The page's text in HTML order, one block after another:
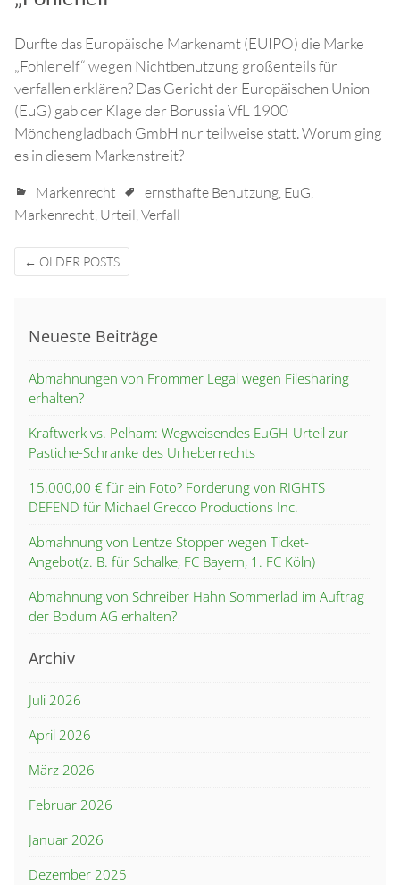
Durfte das Europäische Markenamt (EUIPO) die Marke
„Fohlenelf“ wegen Nichtbenutzung großenteils für
verfallen erklären? Das Gericht der Europäischen Union
(EuG) gab der Klage der Borussia VfL 1900
Mönchengladbach GmbH nur teilweise statt. Worum ging
es in diesem Markenstreit?
Markenrecht ernsthafte Benutzung, EuG,
Markenrecht, Urteil,Verfall
Posts
navigation
← OLDER POSTS
Neueste Beiträge
Abmahnungen von Frommer Legal wegen Filesharing
erhalten?
Kraftwerk vs. Pelham: Wegweisendes EuGH-Urteil zur
Pastiche-Schranke des Urheberrechts
15.000,00 € für ein Foto? Forderung von RIGHTS
DEFEND für Michael Grecco Productions Inc.
Abmahnung von Lentze Stopper wegen Ticket-
Angebot(z. B. für Schalke, FC Bayern, 1. FC Köln)
Abmahnung von Schreiber Hahn Sommerlad im Auftrag
der Bodum AG erhalten?
Archiv
Juli 2026
April 2026
März 2026
Februar 2026
Januar 2026
Dezember 2025